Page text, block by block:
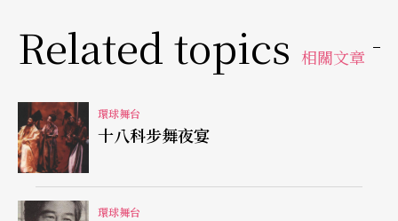
矮牆，以及她前方的電子鍵盤和CD唱盤之間，給人
乾淨俐落、充滿自信的形象，她的音樂則充滿前衛
不住想像台上至少有兩個人在演出。由於她駕馭各
項多媒體的沉穩和熟悉度，讓人感覺不到同時操縱
六樣儀器或樂器應該會有的匆促或眼花撩亂。
Related topics 相關文章
環球舞台
十八科步舞夜宴
環球舞台